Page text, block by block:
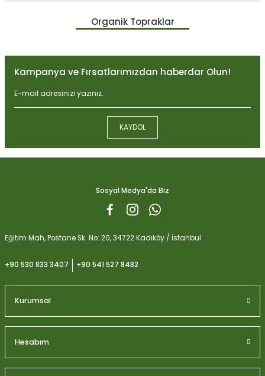
Bu ürünün fiyat bilgisi, resim, ürün açıklamalarında ve diğer
konularda yetersiz gördüğünüz noktaları öneri formunu kullanarak
Ürün resmi kalitesiz, bozuk veya görüntülenemiyor.
Ürün açıklamasında eksik bilgiler bulunuyor.
Ürün bilgilerinde hatalar bulunuyor.
Ürün fiyatı diğer sitelerden daha pahalı.
Bu ürüne benzer farklı alternatifler olmalı.
Organik Topraklar
Kampanya ve Fırsatlarımızdan haberdar Olun!
KAYDOL
Sosyal Medya'da Biz
Eğitim Mah, Postane Sk. No: 20, 34722 Kadıköy / İstanbul
+90 530 833 3407 +90 541 527 8482
Kurumsal
Hesabım